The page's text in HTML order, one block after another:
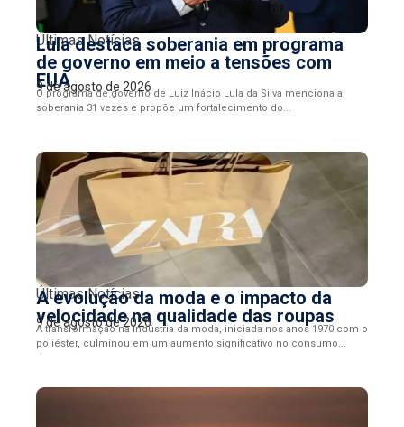
Últimas Notícias
Lula destaca soberania em programa
de governo em meio a tensões com
EUA
9 de agosto de 2026
O programa de governo de Luiz Inácio Lula da Silva menciona a
soberania 31 vezes e propõe um fortalecimento do...
Últimas Notícias
A evolução da moda e o impacto da
velocidade na qualidade das roupas
9 de agosto de 2026
A transformação na indústria da moda, iniciada nos anos 1970 com o
poliéster, culminou em um aumento significativo no consumo...